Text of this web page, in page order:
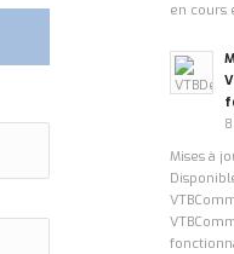
en cours
Mises à